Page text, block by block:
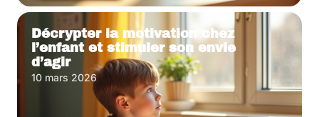
Décrypter la motivation chez
l’enfant et stimuler son envie
d’agir
10 mars 2026